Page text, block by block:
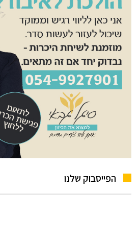
הפייסבוק שלנו